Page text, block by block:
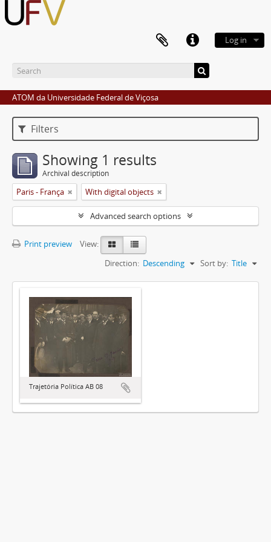
Log in
ATOM da Universidade Federal de Viçosa
Filters
Showing 1 results
Archival description
Paris - França With digital objects
Advanced search options
Print preview
View:
Sort by: Title
Direction: Descending
Trajetória Política AB 08